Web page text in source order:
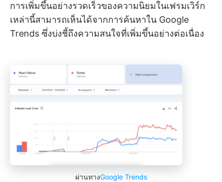
การเพิ่มขึ้นอย่างรวดเร็วของความนิยมในเฟรมเวิร์ก
เหล่านี้สามารถเห็นได้จากการค้นหาใน Google
Trends ซึ่งบ่งชี้ถึงความสนใจที่เพิ่มขึ้นอย่างต่อเนื่อง
ผ่านทางGoogle Trends